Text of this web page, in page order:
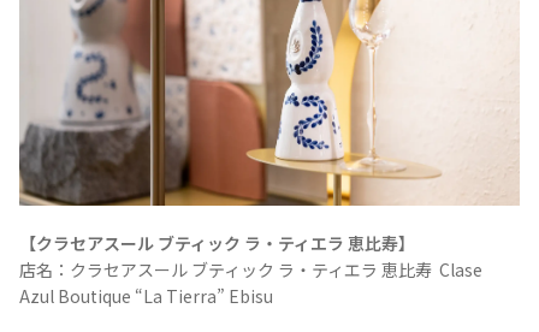
【クラセアスール ブティック ラ・ティエラ 恵比寿】
店名：クラセアスール ブティック ラ・ティエラ 恵比寿 Clase
Azul Boutique “La Tierra” Ebisu